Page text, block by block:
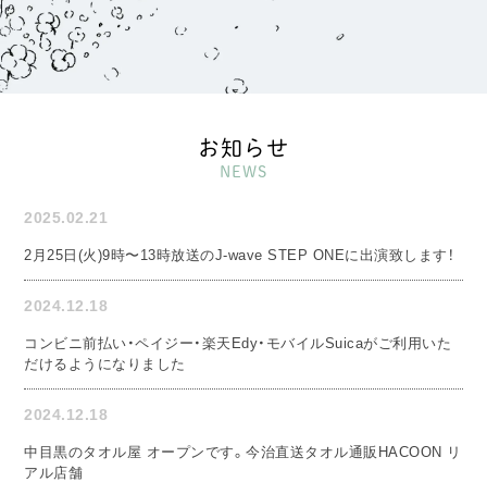
お知らせ
NEWS
2025.02.21
2月25日(火)9時〜13時放送のJ-wave STEP ONEに出演致します！
2024.12.18
コンビニ前払い・ペイジー・楽天Edy・モバイルSuicaがご利用いた
だけるようになりました
2024.12.18
中目黒のタオル屋 オープンです。今治直送タオル通販HACOON リ
アル店舗